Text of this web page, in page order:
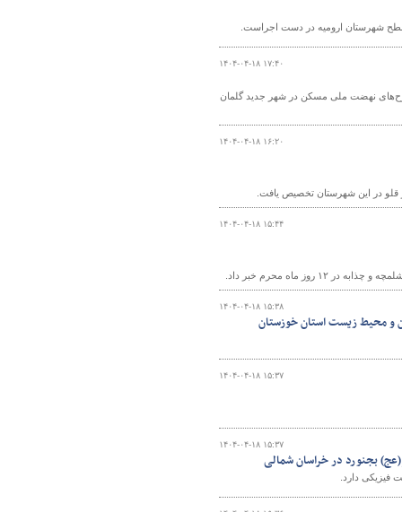
۱۴۰۴-۰۴-۱۸ ۱۷:۴۰
و ۴۳۶ طرح مسکونی در قالب طرح‌های نهضت ملی مسکن در شهر جدید گلمان
۱۴۰۴-۰۴-۱۸ ۱۶:۲۰
۱۴۰۴-۰۴-۱۸ ۱۵:۴۴
۱۴۰۴-۰۴-۱۸ ۱۵:۳۸
و محیط زیست استان خوزستان
۱۴۰۴-۰۴-۱۸ ۱۵:۳۷
۱۴۰۴-۰۴-۱۸ ۱۵:۳۷